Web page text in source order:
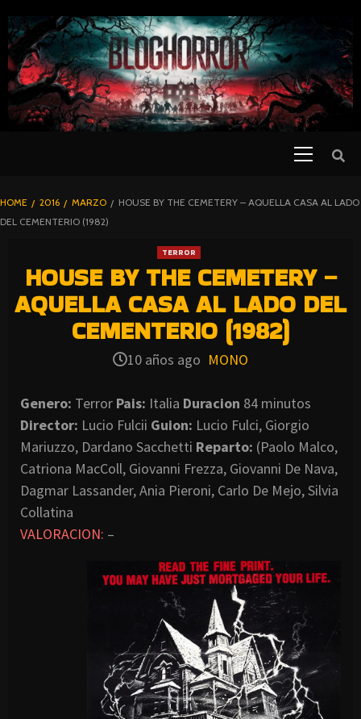
TO
CONTENT
BLOGHORROR
⋆
HOME 2016 MARZO
HOUSE BY THE CEMETERY – AQUELLA CASA AL LADO
DEL CEMENTERIO (1982)
TERROR
HOUSE BY THE CEMETERY –
AQUELLA CASA AL LADO DEL
CEMENTERIO (1982)
10 años ago MONO
Genero: Terror Pais: Italia Duracion 84 minutos
Director: Lucio Fulcii Guion: Lucio Fulci, Giorgio
Mariuzzo, Dardano Sacchetti Reparto: (Paolo Malco,
Catriona MacColl, Giovanni Frezza, Giovanni De Nava,
Dagmar Lassander, Ania Pieroni, Carlo De Mejo, Silvia
Collatina
VALORACION: –